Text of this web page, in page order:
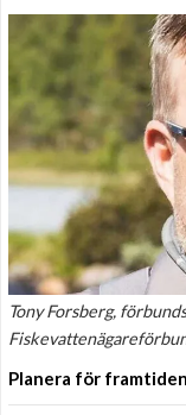
Tony Forsberg,
Planera för